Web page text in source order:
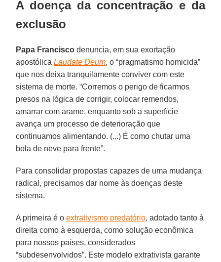
A doença da concentração e da
exclusão
Papa Francisco denuncia, em sua exortação
apostólicaLaudate Deum, o “pragmatismo homicida”
que nos deixa tranquilamente conviver com este
sistema de morte. “Corremos o perigo de ficarmos
presos na lógica de corrigir, colocar remendos,
amarrar com arame, enquanto sob a superfície
avança um processo de deterioração que
continuamos alimentando. (...) É como chutar uma
bola de neve para frente”.
Para consolidar propostas capazes de uma mudança
radical, precisamos dar nome às doenças deste
sistema.
A primeira é oextrativismo predatório, adotado tanto à
direita como à esquerda, como solução econômica
para nossos países, considerados
“subdesenvolvidos”. Este modelo extrativista garante